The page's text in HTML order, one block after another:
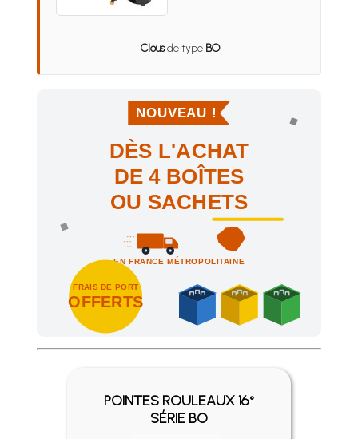
Clousde type BO
NOUVEAU !
DÈS L'ACHAT
DE 4 BOÎTES
OU SACHETS
EN FRANCE MÉTROPOLITAINE
FRAIS DE PORT
OFFERTS
POINTES ROULEAUX 16°
SÉRIE BO